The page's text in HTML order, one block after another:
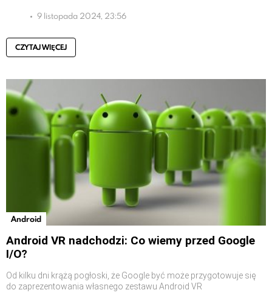
9 listopada 2024, 23:56
CZYTAJ WIĘCEJ
Android
Android VR nadchodzi: Co wiemy przed Google
I/O?
Od kilku dni krążą pogłoski, że Google być może przygotowuje się
do zaprezentowania własnego zestawu Android VR